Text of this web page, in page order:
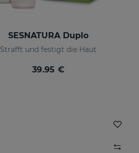
SESNATURA Duplo
Strafft und festigt die Haut
39.95 €